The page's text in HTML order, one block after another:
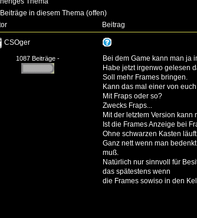
in diesem Thema (offen)
Beitrag
CSOger
1087 Beiträge -
Bei dem Game kann man ja
Habe jetzt irgenwo gelesen
Soll mehr Frames bringen.
Kann das mal einer von
Mit Fraps oder so?
Zwecks Fraps...
Mit der letztem Version
Ist die Frames Anzeige bei
Ohne schwarzen Kasten
Ganz nett wenn man
muß.
Natürlich nur sinnvoll für
das spätestens wenn
die Frames sowiso in den